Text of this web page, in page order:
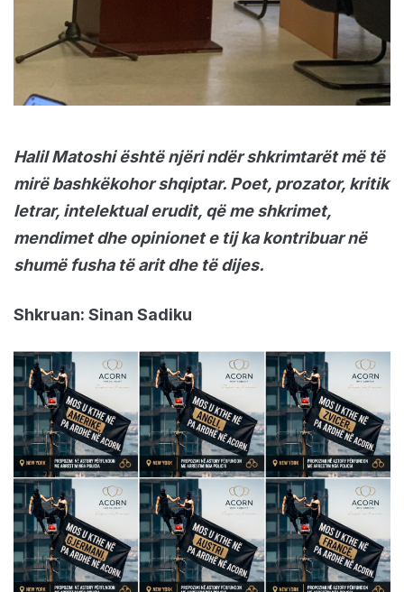
Halil Matoshi është njëri ndër shkrimtarët më të
mirë bashkëkohor shqiptar. Poet, prozator, kritik
letrar, intelektual erudit, që me shkrimet,
mendimet dhe opinionet e tij ka kontribuar në
shumë fusha të arit dhe të dijes.
Shkruan: Sinan Sadiku